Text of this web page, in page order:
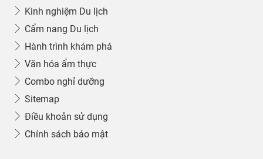
Kinh nghiệm Du lịch
Cẩm nang Du lịch
Hành trình khám phá
Văn hóa ẩm thực
Combo nghỉ dưỡng
Sitemap
Điều khoản sử dụng
Chính sách bảo mật